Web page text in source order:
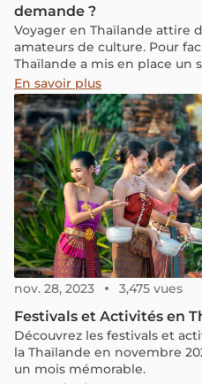
demande ?
Voyager en Thaïlande attire
amateurs de culture. Pour
Thaïlande a mis en place un
simplifie le processus de
monde entier. Grâce à
un visa devient rapide et
visiteurs de se concentrer
séjour. Dans cet article, nous examinerons les différents
types d'e-visa disponibles,
informations essentielles
En savoir plus
nov. 28, 2023 3,475 vues
Festivals et Activités en
Découvrez les festivals et
la Thaïlande en novembre
un mois mémorable.